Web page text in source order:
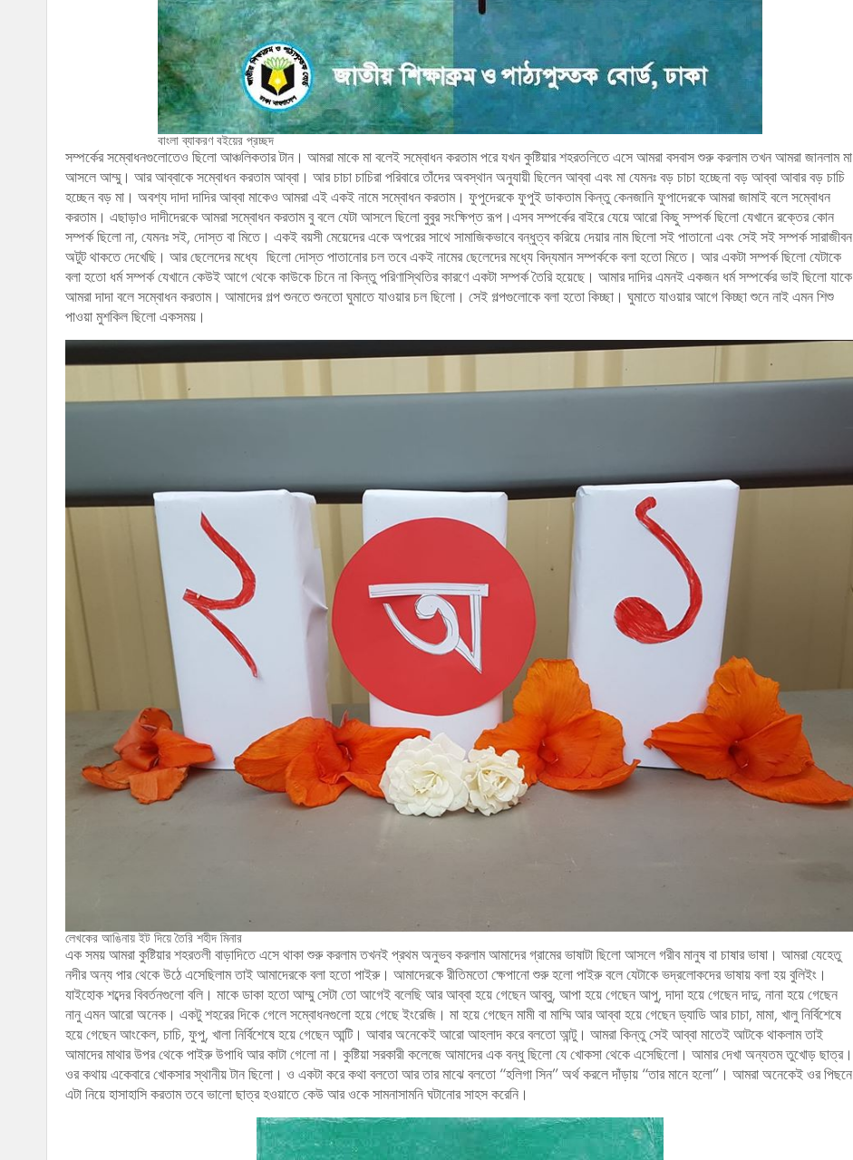
বাংলা ব্যাকরণ বইয়ের প্রচ্ছদ
সম্পর্কের সম্বোধনগুলোতেও ছিলো আঞ্চলিকতার টান। আমরা মাকে মা বলেই সম্বোধন করতাম পরে যখন কুষ্টিয়ার শহরতলিতে এসে আমরা বসবাস শুরু করলাম তখন আমরা জানলাম মা
আসলে আম্মু। আর আব্বাকে সম্বোধন করতাম আব্বা। আর চাচা চাচিরা পরিবারে তাঁদের অবস্থান অনুযায়ী ছিলেন আব্বা এবং মা যেমনঃ বড় চাচা হচ্ছেনা বড় আব্বা আবার বড় চাচি
হচ্ছেন বড় মা। অবশ্য দাদা দাদির আব্বা মাকেও আমরা এই একই নামে সম্বোধন করতাম। ফুপুদেরকে ফুপুই ডাকতাম কিন্তু কেনজানি ফুপাদেরকে আমরা জামাই বলে সম্বোধন
করতাম। এছাড়াও দাদীদেরকে আমরা সম্বোধন করতাম বু বলে যেটা আসলে ছিলো বুবুর সংক্ষিপ্ত রূপ।এসব সম্পর্কের বাইরে যেয়ে আরো কিছু সম্পর্ক ছিলো যেখানে রক্তের কোন
সম্পর্ক ছিলো না, যেমনঃ সই, দোস্ত বা মিতে। একই বয়সী মেয়েদের একে অপরের সাথে সামাজিকভাবে বন্ধুত্ব করিয়ে দেয়ার নাম ছিলো সই পাতানো এবং সেই সই সম্পর্ক সারাজীবন
অটুট থাকতে দেখেছি। আর ছেলেদের মধ্যে ছিলো দোস্ত পাতানোর চল তবে একই নামের ছেলেদের মধ্যে বিদ্যমান সম্পর্ককে বলা হতো মিতে। আর একটা সম্পর্ক ছিলো যেটাকে
বলা হতো ধর্ম সম্পর্ক যেখানে কেউই আগে থেকে কাউকে চিনে না কিন্তু পরিণাস্থিতির কারণে একটা সম্পর্ক তৈরি হয়েছে। আমার দাদির এমনই একজন ধর্ম সম্পর্কের ভাই ছিলো যাকে
আমরা দাদা বলে সম্বোধন করতাম। আমাদের গল্প শুনতে শুনতো ঘুমাতে যাওয়ার চল ছিলো। সেই গল্পগুলোকে বলা হতো কিচ্ছা। ঘুমাতে যাওয়ার আগে কিচ্ছা শুনে নাই এমন শিশু
পাওয়া মুশকিল ছিলো একসময়।
লেখকের আঙিনায় ইট দিয়ে তৈরি শহীদ মিনার
এক সময় আমরা কুষ্টিয়ার শহরতলী বাড়াদিতে এসে থাকা শুরু করলাম তখনই প্রথম অনুভব করলাম আমাদের গ্রামের ভাষাটা ছিলো আসলে গরীব মানুষ বা চাষার ভাষা। আমরা যেহেতু
নদীর অন্য পার থেকে উঠে এসেছিলাম তাই আমাদেরকে বলা হতো পাইরু। আমাদেরকে রীতিমতো ক্ষেপানো শুরু হলো পাইরু বলে যেটাকে ভদ্রলোকদের ভাষায় বলা হয় বুলিইং।
যাইহোক শব্দের বিবর্তনগুলো বলি। মাকে ডাকা হতো আম্মু সেটা তো আগেই বলেছি আর আব্বা হয়ে গেছেন আব্বু, আপা হয়ে গেছেন আপু, দাদা হয়ে গেছেন দাদু, নানা হয়ে গেছেন
নানু এমন আরো অনেক। একটু শহরের দিকে গেলে সম্বোধনগুলো হয়ে গেছে ইংরেজি। মা হয়ে গেছেন মামী বা মাম্মি আর আব্বা হয়ে গেছেন ড্যাডি আর চাচা, মামা, খালু নির্বিশেষে
হয়ে গেছেন আংকেল, চাচি, ফুপু, খালা নির্বিশেষে হয়ে গেছেন আন্টি। আবার অনেকেই আরো আহলাদ করে বলতো আন্টু। আমরা কিন্তু সেই আব্বা মাতেই আটকে থাকলাম তাই
আমাদের মাথার উপর থেকে পাইরু উপাধি আর কাটা গেলো না। কুষ্টিয়া সরকারী কলেজে আমাদের এক বন্ধু ছিলো যে খোকসা থেকে এসেছিলো। আমার দেখা অন্যতম তুখোড় ছাত্র।
ওর কথায় একেবারে খোকসার স্থানীয় টান ছিলো। ও একটা করে কথা বলতো আর তার মাঝে বলতো “হলিগা সিন” অর্থ করলে দাঁড়ায় “তার মানে হলো”। আমরা অনেকেই ওর পিছনে
এটা নিয়ে হাসাহাসি করতাম তবে ভালো ছাত্র হওয়াতে কেউ আর ওকে সামনাসামনি ঘটানোর সাহস করেনি।